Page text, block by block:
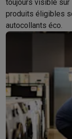
Casques &
EnceintesEnceintes
Audio domestique
Appareils photo
Vidéo GoProAction
Accessoires photo
Téléphonie &
GSM Smartphones
Reconditionné
toujours visible sur
produits éligibles
autocollants éco.